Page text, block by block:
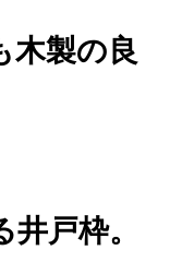
木製の良
戸枠。